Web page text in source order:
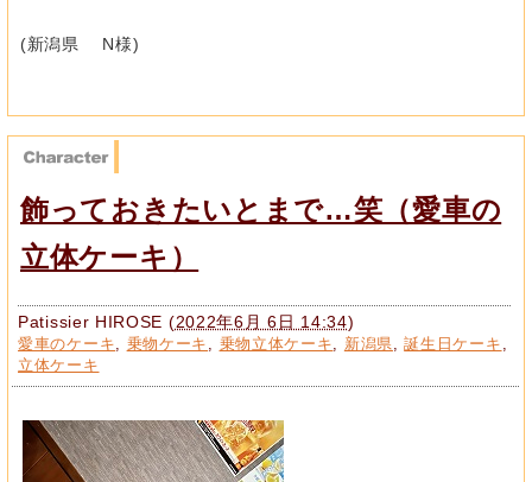
(新潟県 N様)
飾っておきたいとまで…笑（愛車の
立体ケーキ）
Patissier HIROSE (2022年6月 6日 14:34)
愛車のケーキ 乗物ケーキ 乗物立体ケーキ 新潟県 ,誕生日ケーキ
立体ケーキ